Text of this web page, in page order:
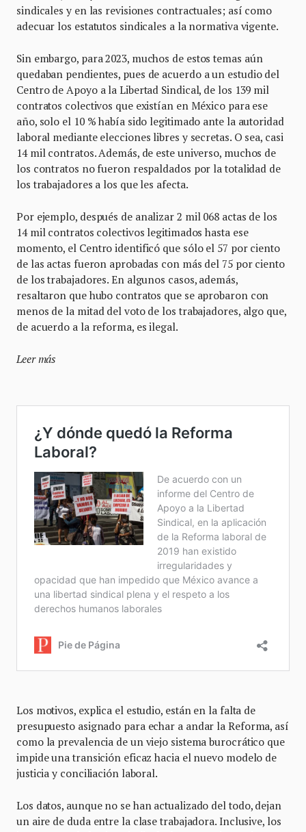
sindicales y en las revisiones contractuales; así como
adecuar los estatutos sindicales a la normativa vigente.
Sin embargo, para 2023, muchos de estos temas aún
quedaban pendientes, pues de acuerdo a un estudio del
Centro de Apoyo a la Libertad Sindical, de los 139 mil
contratos colectivos que existían en México para ese
año, solo el 10 % había sido legitimado ante la autoridad
laboral mediante elecciones libres y secretas. O sea, casi
14 mil contratos. Además, de este universo, muchos de
los contratos no fueron respaldados por la totalidad de
los trabajadores a los que les afecta.
Por ejemplo, después de analizar 2 mil 068 actas de los
14 mil contratos colectivos legitimados hasta ese
momento, el Centro identificó que sólo el 57 por ciento
de las actas fueron aprobadas con más del 75 por ciento
de los trabajadores. En algunos casos, además,
resaltaron que hubo contratos que se aprobaron con
menos de la mitad del voto de los trabajadores, algo que,
de acuerdo a la reforma, es ilegal.
Leer más
Los motivos, explica el estudio, están en la falta de
presupuesto asignado para echar a andar la Reforma, así
como la prevalencia de un viejo sistema burocrático que
impide una transición eficaz hacia el nuevo modelo de
justicia y conciliación laboral.
Los datos, aunque no se han actualizado del todo, dejan
un aire de duda entre la clase trabajadora. Inclusive, los